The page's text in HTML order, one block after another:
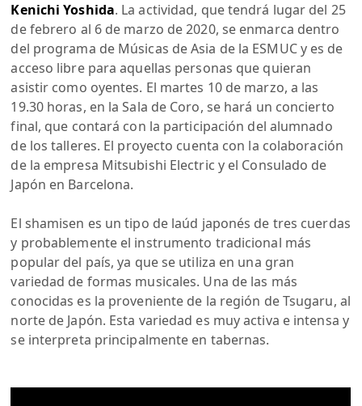
Kenichi Yoshida. La actividad, que tendrá lugar del 25
de febrero al 6 de marzo de 2020, se enmarca dentro
del programa de Músicas de Asia de la ESMUC y es de
acceso libre para aquellas personas que quieran
asistir como oyentes. El martes 10 de marzo, a las
19.30 horas, en la Sala de Coro, se hará un concierto
final, que contará con la participación del alumnado
de los talleres. El proyecto cuenta con la colaboración
de la empresa Mitsubishi Electric y el Consulado de
Japón en Barcelona.
El shamisen es un tipo de laúd japonés de tres cuerdas
y probablemente el instrumento tradicional más
popular del país, ya que se utiliza en una gran
variedad de formas musicales. Una de las más
conocidas es la proveniente de la región de Tsugaru, al
norte de Japón. Esta variedad es muy activa e intensa y
se interpreta principalmente en tabernas.